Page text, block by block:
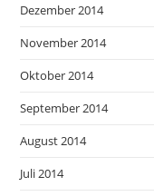
Dezember 2014
November 2014
Oktober 2014
September 2014
August 2014
Juli 2014